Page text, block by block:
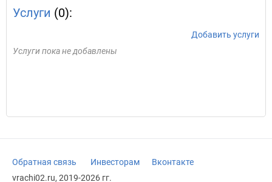
Услуги (0):
Добавить услуги
Услуги пока не добавлены
Обратная связь Инвесторам
Вконтакте
vrachi02.ru, 2019-2026 гг.